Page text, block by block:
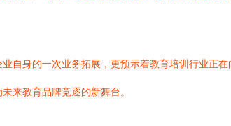
自身的一次业务拓展，更预示着教育培训行业正
来教育品牌竞逐的新舞台。